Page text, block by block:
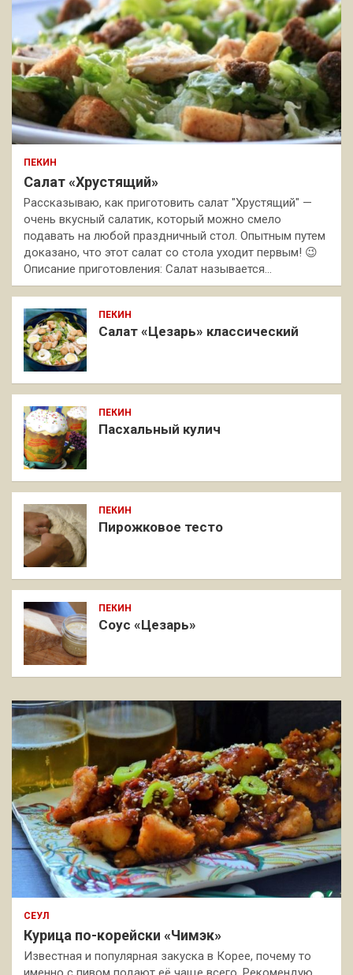
ПЕКИН
Салат «Хрустящий»
Рассказываю, как приготовить салат "Хрустящий" —
очень вкусный салатик, который можно смело
подавать на любой праздничный стол. Опытным путем
доказано, что этот салат со стола уходит первым! 😉
Описание приготовления: Салат называется…
ПЕКИН
Салат «Цезарь» классический
ПЕКИН
Пасхальный кулич
ПЕКИН
Пирожковое тесто
ПЕКИН
Соус «Цезарь»
СЕУЛ
Курица по-корейски «Чимэк»
Известная и популярная закуска в Корее, почему то